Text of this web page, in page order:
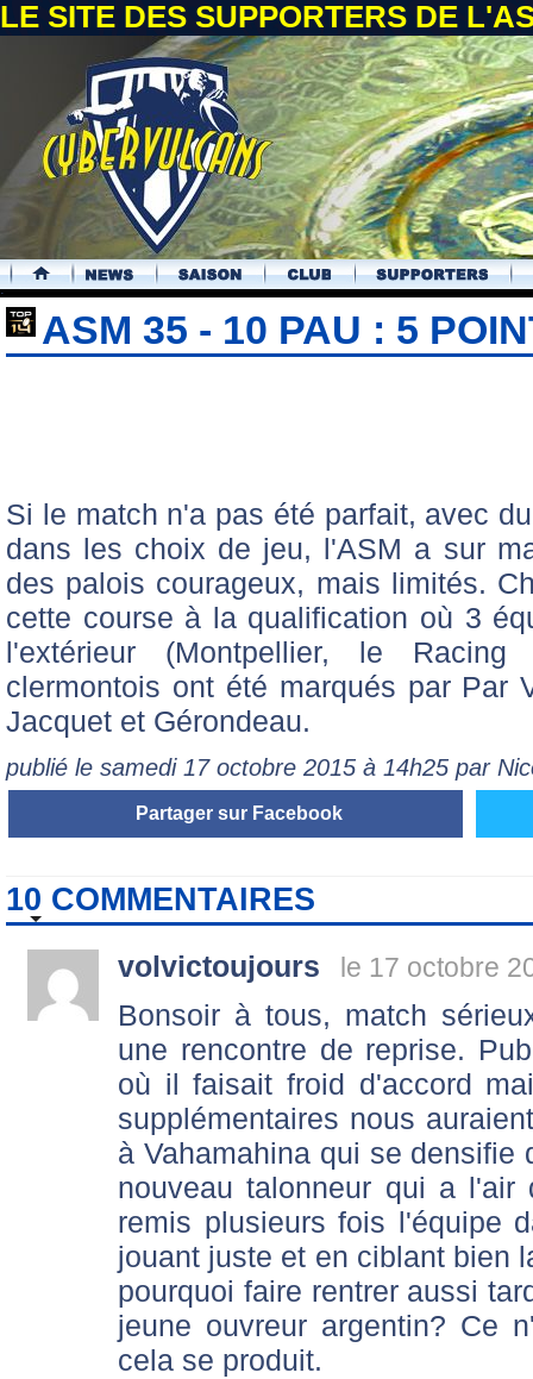
LE SITE DES SUPPORTERS DE
.
ASM 35 - 10 PAU : 5
Si le match n'a pas été parfait, avec
dans les choix de jeu, l'ASM a sur
des palois courageux, mais limités.
cette course à la qualification où 3
l'extérieur (Montpellier, le
clermontois ont été marqués par Par
Jacquet et Gérondeau.
publié le samedi 17 octobre 2015 à 14h25 par
Partager sur Facebook
10 COMMENTAIRES
volvictoujours le 17 octobre
Bonsoir à tous, match
une rencontre de reprise.
où il faisait froid d'accord
supplémentaires nous
à Vahamahina qui se
nouveau talonneur qui a
remis plusieurs fois l'équipe
jouant juste et en ciblant bien
pourquoi faire rentrer aussi
jeune ouvreur argentin? Ce
cela se produit.